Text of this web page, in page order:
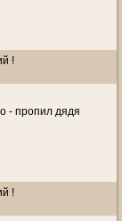
!
- пропил дядя
!